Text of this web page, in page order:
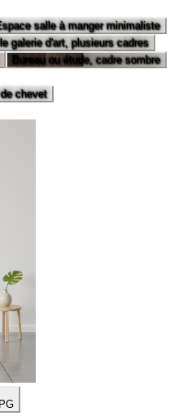
salle à manger minimaliste
galerie d'art, plusieurs cadres
Bureau ou étude, cadre sombre
chevet